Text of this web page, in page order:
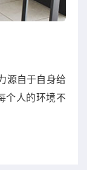
源自于自身给
个人的环境不